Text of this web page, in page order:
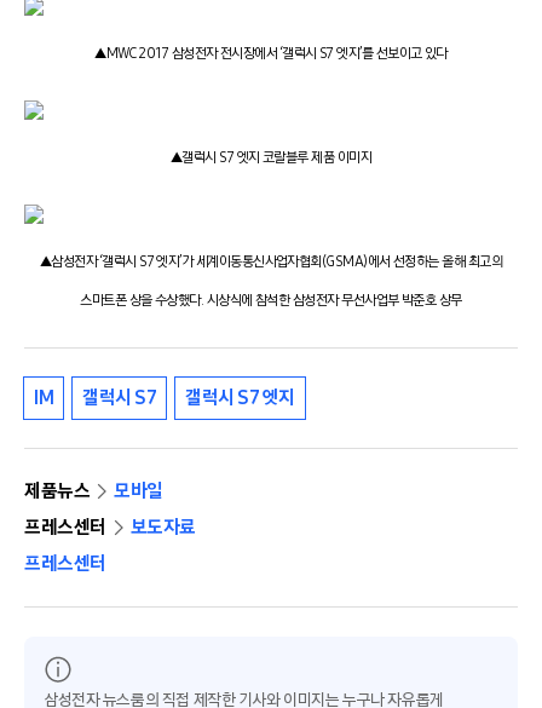
▲MWC 2017 삼성전자 전시장에서 ‘갤럭시 S7 엣지’를 선보이고 있다
▲갤럭시 S7 엣지 코랄블루 제품 이미지
▲삼성전자 ‘갤럭시 S7 엣지’가 세계이동통신사업자협회(GSMA)에서 선정하는 올해 최고의
스마트폰 상을 수상했다. 시상식에 참석한 삼성전자 무선사업부 박준호 상무
IM 갤럭시 S7 갤럭시 S7 엣지
제품뉴스
모바일
프레스센터
보도자료
프레스센터
삼성전자 뉴스룸의 직접 제작한 기사와 이미지는 누구나 자유롭게